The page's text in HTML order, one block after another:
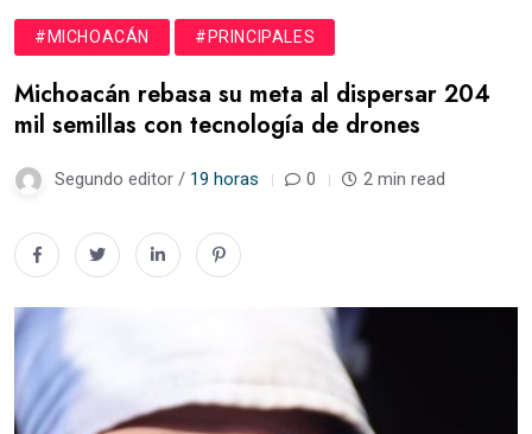
#MICHOACÁN #PRINCIPALES
Michoacán rebasa su meta al dispersar 204
mil semillas con tecnología de drones
Segundo editor / 19 horas 0 2 min read